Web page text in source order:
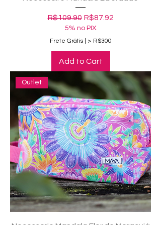
Regular Price
R$109.90 Sale Price
R$87.92
5% no PIX
Frete Grátis | > R$300
Add to Cart
Outlet